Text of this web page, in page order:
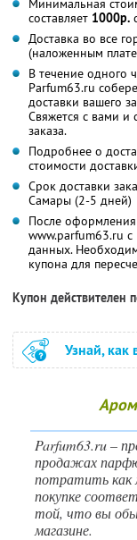
Минимальная
составляет 1000р.
Доставка во все
(наложенным
В течение одного
Parfum63.ru
доставки вашего
Свяжется с вами и
заказа.
Подробнее о
стоимости
Срок доставки
Самары (2-5 дней)
После оформления
www.parfum63.ru с
данных.
купона для
Купон действителен
Узнай, как
Parfum63.ru –
продажах
потратить как
покупке
той, что вы
магазине.